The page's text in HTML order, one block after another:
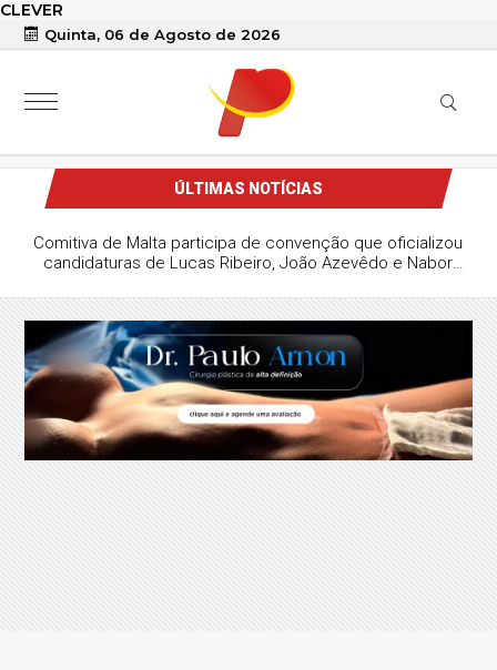
CLEVER
Quinta, 06 de Agosto de 2026
ÚLTIMAS NOTÍCIAS
Comitiva de Malta participa de convenção que oficializou
candidaturas de Lucas Ribeiro, João Azevêdo e Nabor